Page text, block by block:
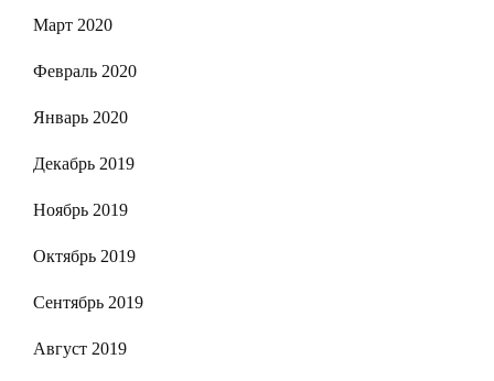
Март 2020
Февраль 2020
Январь 2020
Декабрь 2019
Ноябрь 2019
Октябрь 2019
Сентябрь 2019
Август 2019